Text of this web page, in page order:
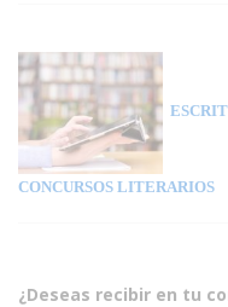
CONCURSOS LITERARIOS
¿Deseas recibir en tu